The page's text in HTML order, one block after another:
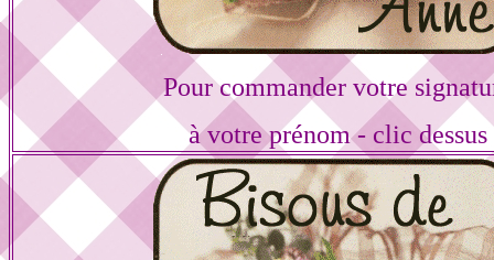
Pour commander votre
à votre prénom - clic dessus